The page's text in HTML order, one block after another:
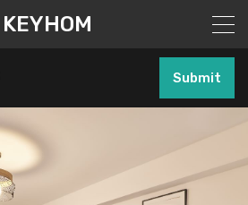
KEYHOM
Submit